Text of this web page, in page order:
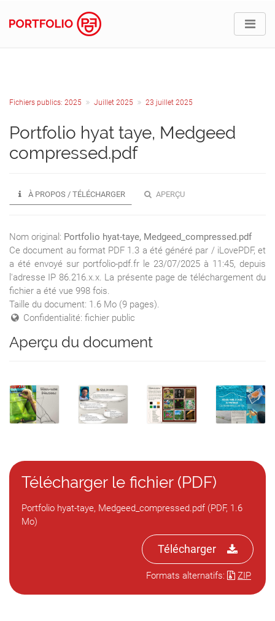
Fichiers publics: 2025 Juillet 2025 23 juillet 2025
Portfolio hyat taye, Medgeed
compressed.pdf
À PROPOS / TÉLÉCHARGER APERÇU
Nom original: Portfolio hyat-taye, Medgeed_compressed.pdf
Ce document au format PDF 1.3 a été généré par / iLovePDF, et
a été envoyé sur portfolio-pdf.fr le 23/07/2025 à 11:45, depuis
l'adresse IP 86.216.x.x. La présente page de téléchargement du
fichier a été vue 998 fois.
Taille du document: 1.6 Mo (9 pages).
Confidentialité: fichier public
Aperçu du document
Télécharger le fichier (PDF)
Portfolio hyat-taye, Medgeed_compressed.pdf (PDF, 1.6
Mo)
Télécharger
Formats alternatifs: ZIP